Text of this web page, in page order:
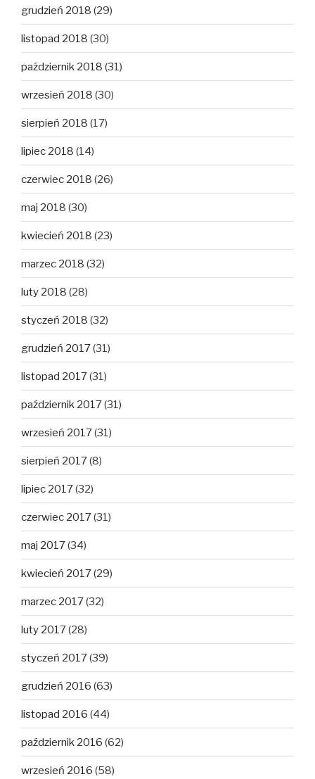
grudzień 2018 (29)
listopad 2018 (30)
październik 2018 (31)
wrzesień 2018 (30)
sierpień 2018 (17)
lipiec 2018 (14)
czerwiec 2018 (26)
maj 2018 (30)
kwiecień 2018 (23)
marzec 2018 (32)
luty 2018 (28)
styczeń 2018 (32)
grudzień 2017(31)
listopad 2017(31)
październik 2017(31)
wrzesień 2017(31)
sierpień 2017(8)
lipiec 2017(32)
czerwiec 2017(31)
maj 2017(34)
kwiecień 2017(29)
marzec 2017(32)
luty 2017(28)
styczeń 2017(39)
grudzień 2016 (63)
listopad 2016 (44)
październik 2016 (62)
wrzesień 2016 (58)